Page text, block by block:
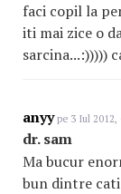
faci copil la
iti mai zice o
sarcina...:)))))
anyype 3 Iul 2012,
dr. sam
Ma bucur
bun dintre